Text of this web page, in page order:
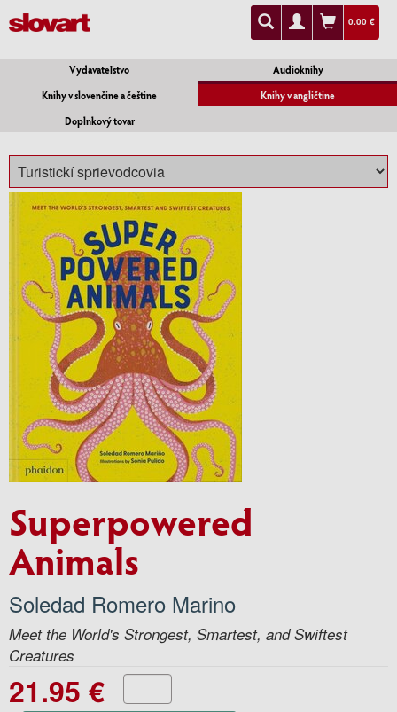
0.00 €
Vydavateľstvo
Audioknihy
Knihy v slovenčine a češtine
Knihy v angličtine
Doplnkový tovar
Superpowered
Animals
Soledad Romero Marino
Meet the World's Strongest, Smartest, and Swiftest
Creatures
21.95 €